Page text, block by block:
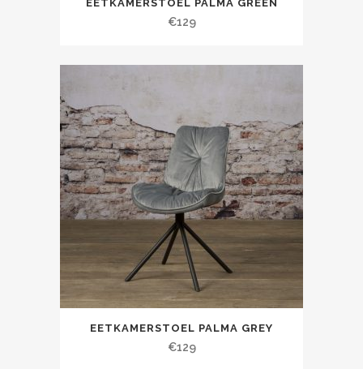
EETKAMERSTOEL PALMA GREEN
€129
EETKAMERSTOEL PALMA GREY
€129